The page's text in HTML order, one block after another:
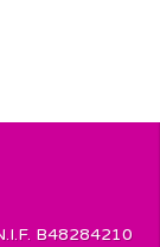
B48284210